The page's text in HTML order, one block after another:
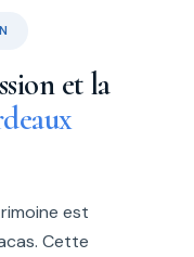
et la
est
Cette